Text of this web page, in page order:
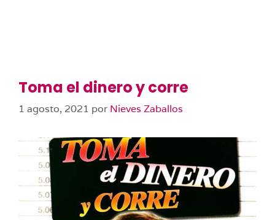
Toma el dinero y corre
1 agosto, 2021 por Nieves Zaballos